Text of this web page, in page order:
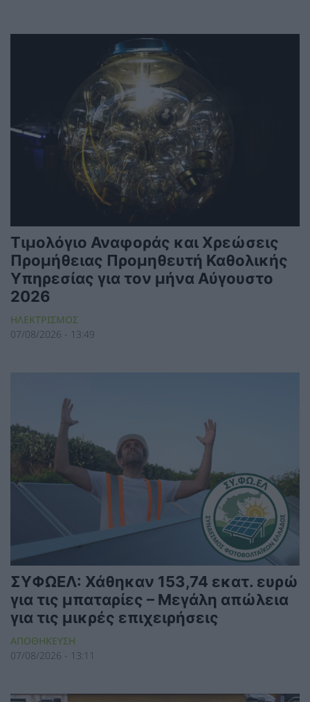
Τιμολόγιο Αναφοράς και Χρεώσεις
Προμήθειας Προμηθευτή Καθολικής
Υπηρεσίας για τον μήνα Αύγουστο
2026
ΗΛΕΚΤΡΙΣΜΟΣ
07/08/2026 - 13:49
ΣΥΦΩΕΛ: Χάθηκαν 153,74 εκατ. ευρώ
για τις μπαταρίες – Μεγάλη απώλεια
για τις μικρές επιχειρήσεις
ΑΠΟΘΗΚΕΥΣΗ
07/08/2026 - 13:11